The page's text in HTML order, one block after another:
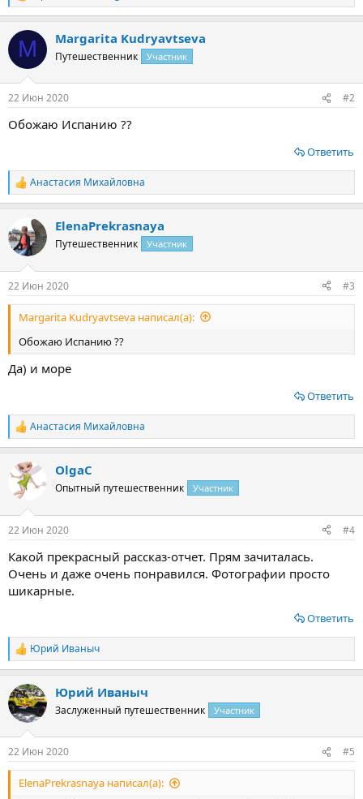
е
к
и
M Margarita Kudryavtseva
Путешественник Участник
22 Июн 2020 #2
Обожаю Испанию ??
Ответить
Р
е
к
ц
и
Анастасия Михайловна
ElenaPrekrasnaya
Путешественник Участник
22 Июн 2020 #3
Margarita Kudryavtseva написал(а):
Обожаю Испанию ??
Да) и море
Ответить
Р
е
к
ц
и
Анастасия Михайловна
OlgaС
Опытный путешественник Участник
22 Июн 2020 #4
Какой прекрасный рассказ-отчет. Прям зачиталась.
Очень и даже очень понравился. Фотографии просто
шикарные.
Ответить
Р
е
к
ц
и
Юрий Иваныч
Юрий Иваныч
Заслуженный путешественник Участник
22 Июн 2020 #5
ElenaPrekrasnaya написал(а):